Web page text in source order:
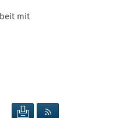
mit
SEITE DRUCKEN